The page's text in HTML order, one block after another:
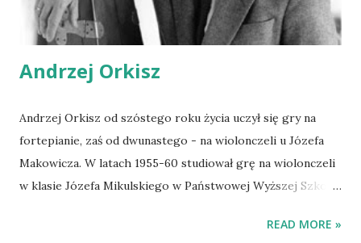
Andrzej Orkisz
Andrzej Orkisz od szóstego roku życia uczył się gry na
fortepianie, zaś od dwunastego - na wiolonczeli u Józefa
Makowicza. W latach 1955-60 studiował grę na wiolonczeli
w klasie Józefa Mikulskiego w Państwowej Wyższej Szkole
kierunkiem Paula Torteliera (1961). Andrzej OrkiszREAD MORE »